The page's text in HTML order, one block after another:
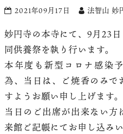
2021年09月17日 法智山 妙
妙円寺の本寺にて、9月23
同供養祭を執り行います。
本年度も新型コロナ感染
為、当日は、ご焼香のみで
すようお願い申し上げます。
当日のご出席が出来ない方
来館ご記帳にてお申し込みい